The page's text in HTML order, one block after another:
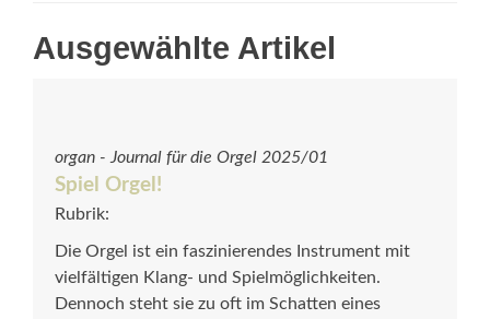
Ausgewählte Artikel
organ - Journal für die Orgel 2025/01
Spiel Orgel!
Rubrik:
Die Orgel ist ein faszinierendes Instrument mit
viel­fäl­tigen Klang- und Spielmöglichkeiten.
Dennoch steht sie zu oft im Schatten eines